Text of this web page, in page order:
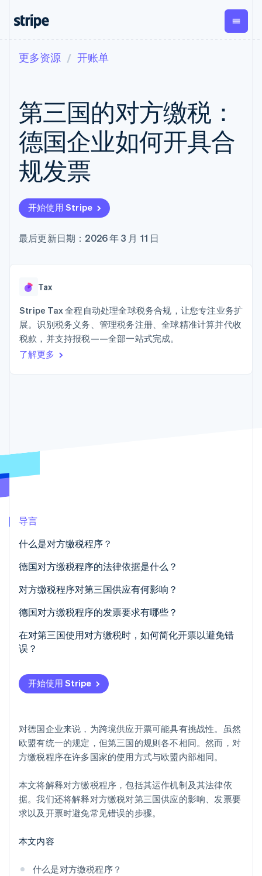
支付
在线支付
Managed
Payments
备案商家解决
方案
Payment links
无代码支付
预构建支付界
面
Elements
灵活的 UI 组件
支付方式
125+
线下支付
Boost
支付成功率优
化
Link
加速结账
营收
经常性收入
Metronome
按用量计费
Subscriptions
订阅管理
Tax
销售税和增值
Revenue
Recognition
Stripe Sigma
Global
Payouts
向第三
方打款
Crypto
欺诈防范
初创企业注册
了解 Stripe 如何为 AI 构建经济基础设施。
按企业阶段
按应用场景
智能体商务
加密货币
嵌入式金融
财务自动化
全球化企业
交易市场
按行业
AI 企业
酒店、旅游与休闲
文档
库与 SDK
Stripe Apps
指南
实施预建结账流程
构建平台或交易市场
管理订阅
发行稳定币支持的支付卡
应用程序集成
代码示例
开发者博客
学习
指南
支持
专业服务
公司
Stripe Press
联系销售
更多资源 开账单
第三国的对方缴税：
德国企业如何开具合
规发票
开始使用 Stripe
最后更新日期：2026 年 3 月 11 日
Tax
Stripe Tax 全程自动处理全球税务合规，让您专注业务扩
展。识别税务义务、管理税务注册、全球精准计算并代收
税款，并支持报税——全部一站式完成。
了解更多
导言
什么是对方缴税程序？
对方缴税程序的应用
德国对方缴税程序的法律依据是什么？
对方缴税程序对第三国供应有何影响？
向第三国供应的税务责任
第三国的对方缴税：瑞士案例研究
德国对方缴税程序的发票要求有哪些？
在对第三国使用对方缴税时，如何简化开票以避免错
误？
确定供应地点
正确标示增值税
使用自动化支持
开始使用 Stripe
对德国企业来说，为跨境供应开票可能具有挑战性。虽然
欧盟有统一的规定，但第三国的规则各不相同。然而，对
方缴税程序在许多国家的使用方式与欧盟内部相同。
本文将解释对方缴税程序，包括其运作机制及其法律依
据。我们还将解释对方缴税对第三国供应的影响、发票要
求以及开票时避免常见错误的步骤。
本文内容
什么是对方缴税程序？